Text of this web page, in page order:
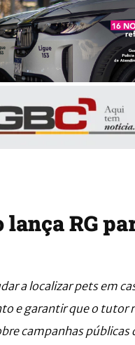
lança RG
a localizar pets em
e garantir que o tutor
campanhas públicas